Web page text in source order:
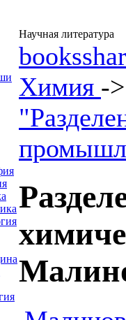
Научная литература
Химия -